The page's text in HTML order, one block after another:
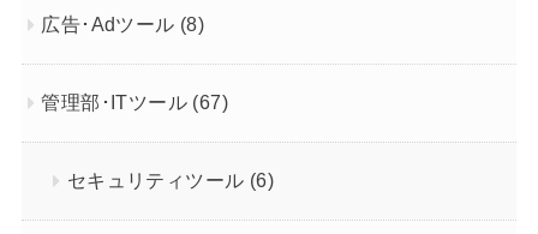
広告･Adツール (8)
管理部･ITツール (67)
セキュリティツール (6)